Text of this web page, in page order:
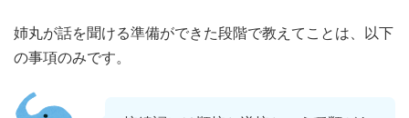
姉丸が話を聞ける準備ができた段階で教えてことは、以下
の事項のみです。